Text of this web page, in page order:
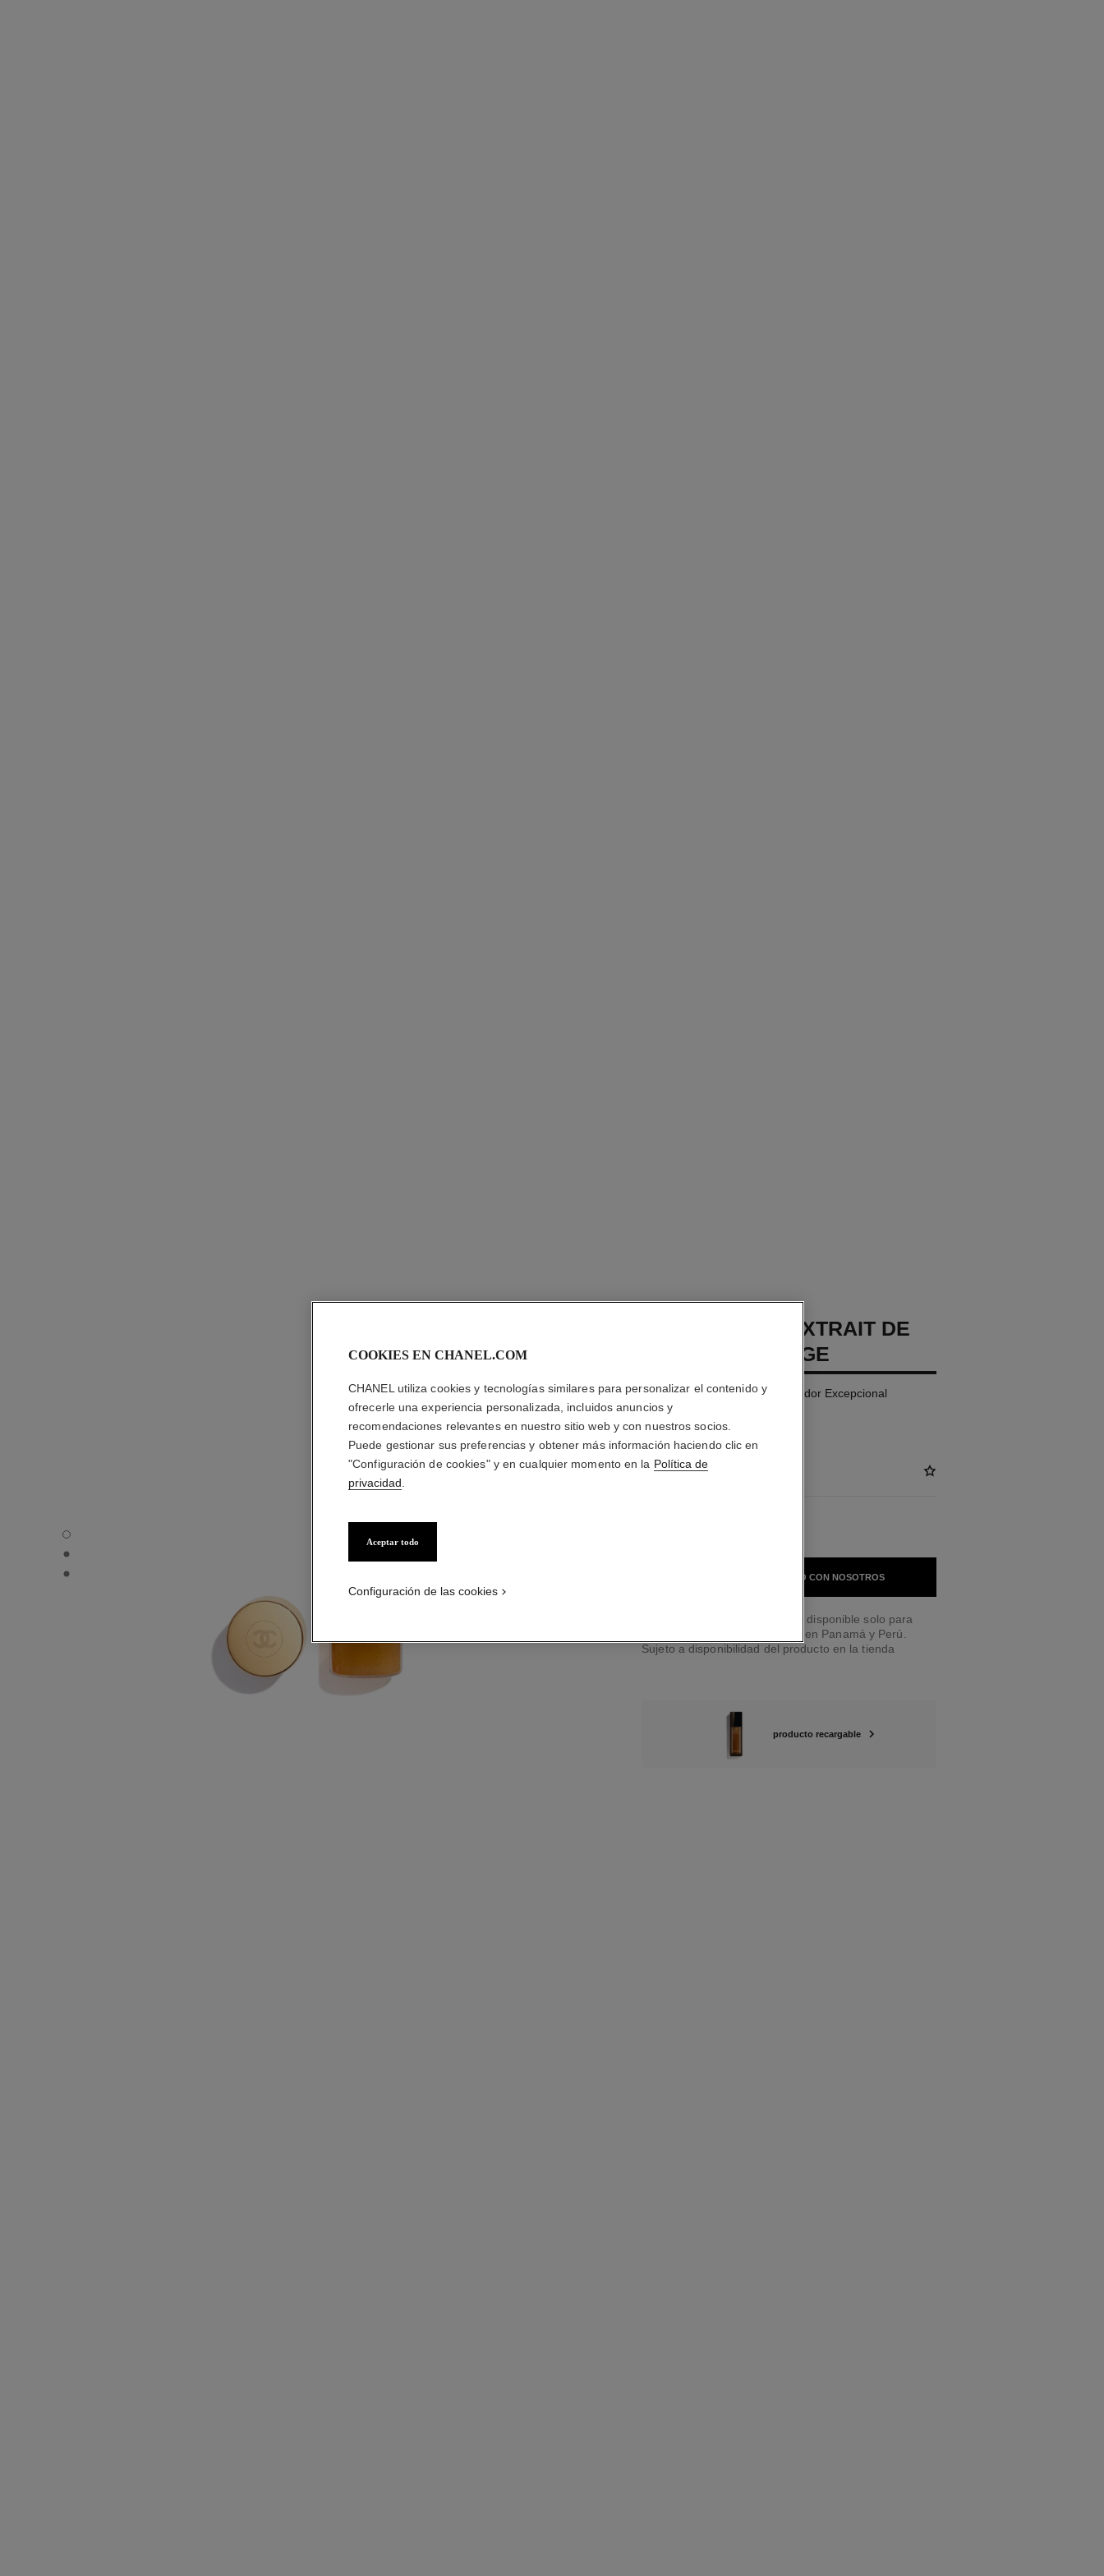
SUBLIMAGE L'EXTRAIT DE NUIT – RECHARGE - Vista por defecto
SUBLIMAGE L'EXTRAIT DE NUIT – RECHARGE - Vista alternativa 1
SUBLIMAGE L'EXTRAIT DE NUIT – RECHARGE - Vista de la textura básica
SUBLIMAGE L'EXTRAIT DE
NUIT – RECHARGE
Concentrado de Noche Reparador Excepcional
Más información
Ref. 144875
PÓNGASE EN CONTACTO CON NOSOTROS
Servicio de entrega a domicilio disponible solo para
Boutiques de Belleza CHANEL en Panamá y Perú.
Sujeto a disponibilidad del producto en la tienda
producto recargable
COOKIES EN CHANEL.COM
CHANEL utiliza cookies y tecnologías similares para personalizar el contenido y
ofrecerle una experiencia personalizada, incluidos anuncios y
recomendaciones relevantes en nuestro sitio web y con nuestros socios.
Puede gestionar sus preferencias y obtener más información haciendo clic en
"Configuración de cookies" y en cualquier momento en la Política de
privacidad
Aceptar todo
Configuración de las cookies